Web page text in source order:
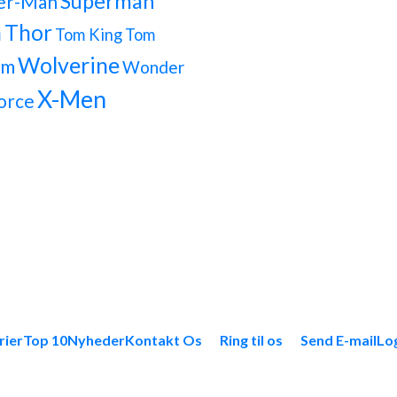
Thor Tom King Tom
WolverineWonder
X-Men
Top 10NyhederKontakt Os Ring til os Send E-mail